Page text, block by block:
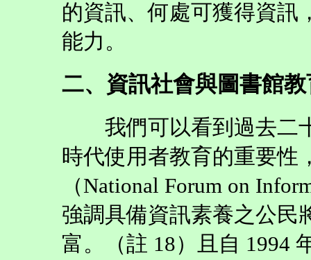
的資訊、何處可獲得資訊
能力。
二、資訊社會與圖書館
我們可以看到過去二
時代使用者教育的重要性
（National Forum on
強調具備資訊素養之公民
富。（註 18）且自 1994